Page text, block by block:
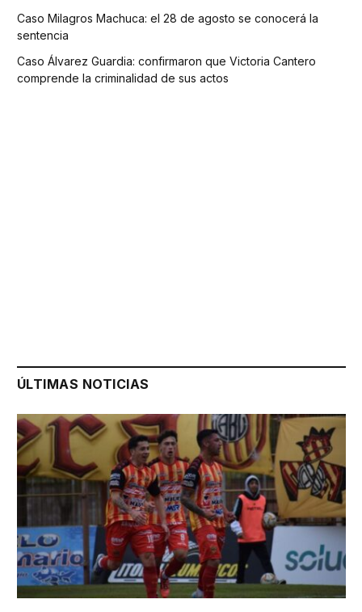
Caso Milagros Machuca: el 28 de agosto se conocerá la
sentencia
Caso Álvarez Guardia: confirmaron que Victoria Cantero
comprende la criminalidad de sus actos
ÚLTIMAS NOTICIAS